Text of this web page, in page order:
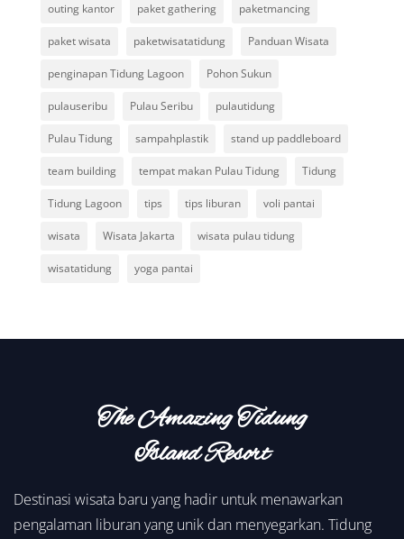
outing kantor paket gathering paketmancing
paket wisata paketwisatatidung Panduan Wisata
penginapan Tidung Lagoon Pohon Sukun
pulauseribu Pulau Seribu pulautidung
Pulau Tidung sampahplastik stand up paddleboard
team building tempat makan Pulau Tidung Tidung
Tidung Lagoon tips tips liburan voli pantai
wisata Wisata Jakarta wisata pulau tidung
wisatatidung yoga pantai
The Amazing Tidung
Island Resort
Destinasi wisata baru yang hadir untuk menawarkan
pengalaman liburan yang unik dan menyegarkan. Tidung